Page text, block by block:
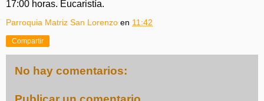
17:00 horas. Eucaristía.
Parroquia Matriz San Lorenzo en 11:42
Compartir
No hay comentarios: